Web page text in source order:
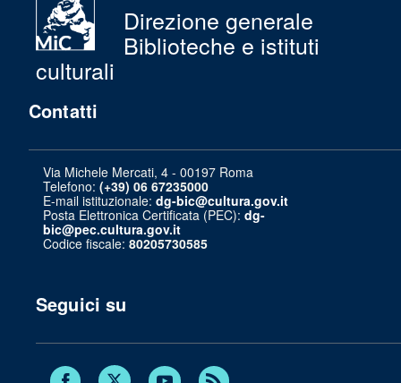
Direzione generale
Biblioteche e istituti
culturali
Contatti
Via Michele Mercati, 4 - 00197 Roma
Telefono: (+39) 06 67235000
E-mail istituzionale: dg-bic@cultura.gov.it
Posta Elettronica Certificata (PEC): dg-
bic@pec.cultura.gov.it
Codice fiscale: 80205730585
Seguici su
Facebook Twitter Youtube